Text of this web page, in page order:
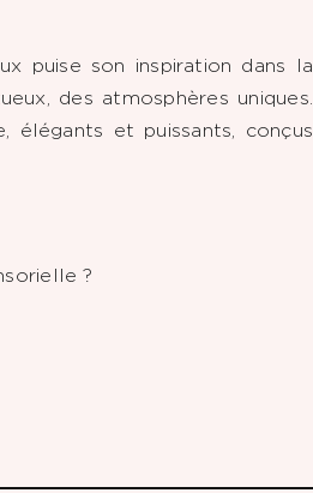
puise son inspiration dans la
des atmosphères uniques.
élégants et puissants, conçus
?